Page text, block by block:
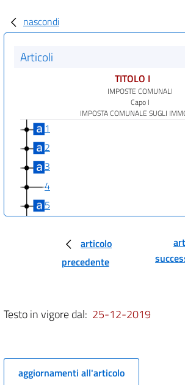
nascondi
Articoli
TITOLO I
IMPOSTE COMUNALI
Capo I
IMPOSTA COMUNALE SUGLI
1
2
3
4
5
11
13
14
articolo
precedente
Testo in vigore dal: 25-12-2019
aggiornamenti all'articolo